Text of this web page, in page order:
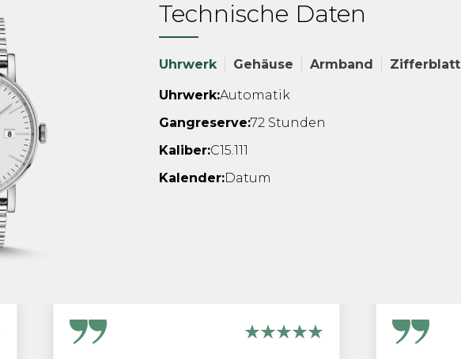
Technische Daten
Uhrwerk Gehäuse Armband Zifferblatt
Uhrwerk:Automatik
Gangreserve:72 Stunden
Kaliber:C15.111
Kalender:Datum